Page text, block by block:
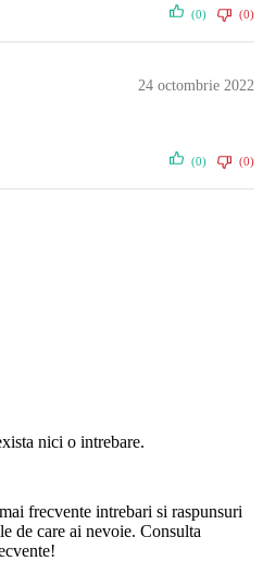
(0) (0)
24 octombrie 2022
(0) (0)
nici o intrebare.
frecvente intrebari si raspunsuri
de care ai nevoie. Consulta